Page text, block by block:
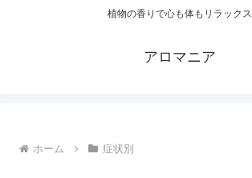
植物の香りで心も体もリラックス
アロマニア
ホーム 症状別